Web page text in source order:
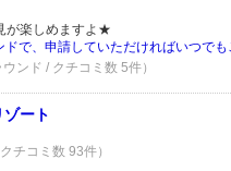
が楽しめますよ★
ドで、申請していただければいつで
ンド / クチコミ数 5件）
ート
チコミ数 93件）